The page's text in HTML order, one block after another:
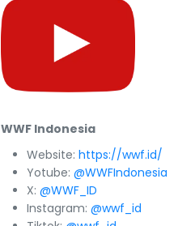
WWF Indonesia
Website: https://wwf.id/
Yotube: @WWFIndonesia
X: @WWF_ID
Instagram: @wwf_id